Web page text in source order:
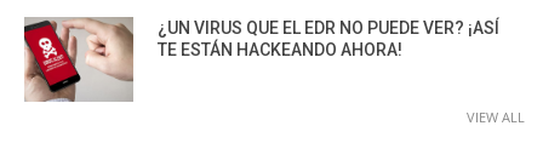
¿UN VIRUS QUE EL EDR NO PUEDE VER? ¡ASÍ
TE ESTÁN HACKEANDO AHORA!
VIEW ALL